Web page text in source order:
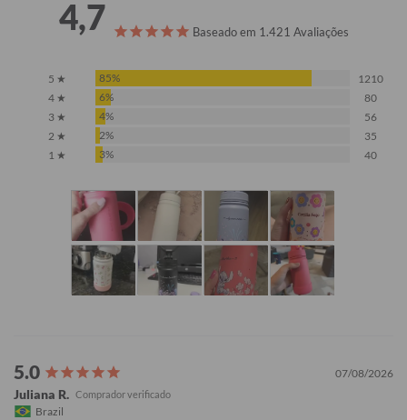
4,7 Baseado em 1.421 Avaliações
5 ★ 85%
1210
4 ★
6%
80
3 ★
4%
56
2 ★
2%
35
1 ★
3% 40
07/08/2026
Juliana R.
Brazil